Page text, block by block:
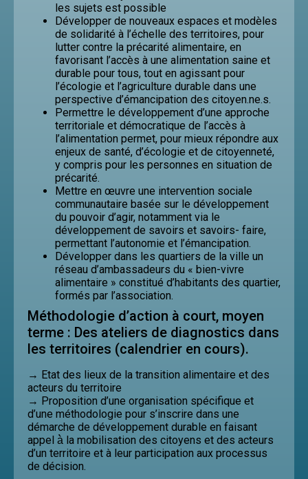
les sujets est possible
Développer de nouveaux espaces et modèles
de solidarité à l’échelle des territoires, pour
lutter contre la précarité alimentaire, en
favorisant l’accès à une alimentation saine et
durable pour tous, tout en agissant pour
l’écologie et l’agriculture durable dans une
perspective d’émancipation des citoyen.ne.s.
Permettre le développement d’une approche
territoriale et démocratique de l’accès à
l’alimentation permet, pour mieux répondre aux
enjeux de santé, d’écologie et de citoyenneté,
y compris pour les personnes en situation de
précarité.
Mettre en œuvre une intervention sociale
communautaire basée sur le développement
du pouvoir d’agir, notamment via le
développement de savoirs et savoirs- faire,
permettant l’autonomie et l’émancipation.
Développer dans les quartiers de la ville un
réseau d’ambassadeurs du « bien-vivre
alimentaire » constitué d’habitants des quartier,
formés par l’association.
Méthodologie d’action à court, moyen
terme : Des ateliers de diagnostics dans
les territoires (calendrier en cours).
→ Etat des lieux de la transition alimentaire et des
acteurs du territoire
→ Proposition d’une organisation spécifique et
d’une méthodologie pour s’inscrire dans une
démarche de développement durable en faisant
appel à̀ la mobilisation des citoyens et des acteurs
d’un territoire et à leur participation aux processus
de décision.